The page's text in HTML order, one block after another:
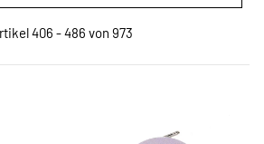
406 - 486 von 973